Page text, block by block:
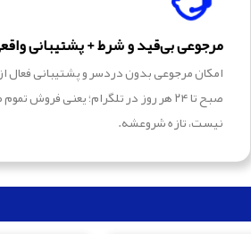
مرجوعی بی‌قید و شرط + پشتیبانی
صبح تا ۲۴ هر روز در تلگرام؛ یعنی فروش
نیست، تازه شروعشه.